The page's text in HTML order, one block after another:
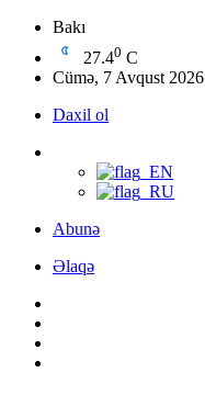
Bakı
27.40 C
Cümə, 7 Avqust 2026
Daxil ol
Abunə
Əlaqə